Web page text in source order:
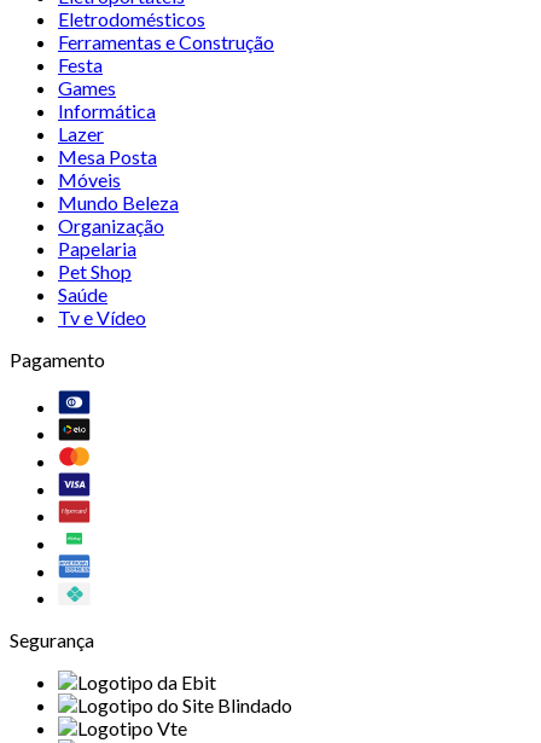
Eletrodomésticos
Ferramentas e Construção
Festa
Games
Informática
Lazer
Mesa Posta
Móveis
Mundo Beleza
Organização
Papelaria
Pet Shop
Saúde
Tv e Vídeo
Pagamento
Segurança